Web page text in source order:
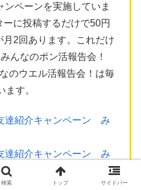
ペーンを実施していま
に投稿するだけで50円
月2回あります。これだけ
んなのポン活報告会！
のウエル活報告会！は毎
ます。
達紹介キャンペーン み
達紹介キャンペーン み
検索 トップ サイドバー